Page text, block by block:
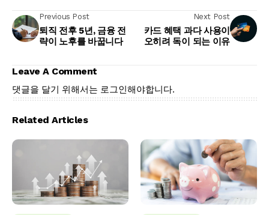
Previous Post
퇴직 전후 5년, 금융 전
략이 노후를 바꿉니다
Next Post
카드 혜택 과다 사용이
오히려 독이 되는 이유
Leave A Comment
댓글을 달기 위해서는 로그인해야합니다.
Related Articles